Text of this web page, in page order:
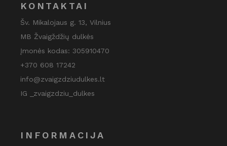
KONTAKTAI
Šv. Mikalojaus g. 13, Vilnius
MB Žvaigždžių dulkės
Įmonės kodas: 305910470
+370 608 17242
info@zvaigzdziudulkes.lt
IG _zvaigzdziu_dulkes
INFORMACIJA